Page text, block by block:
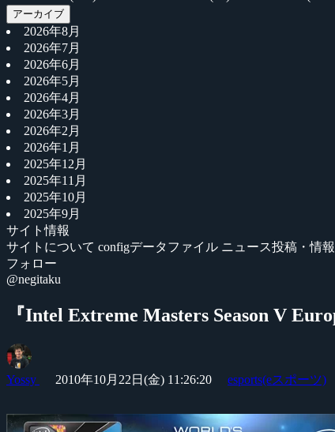
アーカイブ
2026年8月
2026年7月
2026年6月
2026年5月
2026年4月
2026年3月
2026年2月
2026年1月
2025年12月
2025年11月
2025年10月
2025年9月
サイト情報
サイトについて configデータファイル ニュース投稿・情
フォロー
@negitaku
『Intel Extreme Masters Season V
Yossy 2010年10月22日(金) 11:26:20 esports(eスポーツ)